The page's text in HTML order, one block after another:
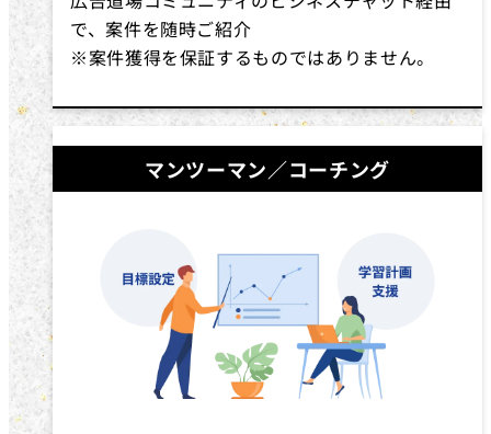
で、案件を随時ご紹介
※案件獲得を保証するものではありません。
マンツーマン／コーチング